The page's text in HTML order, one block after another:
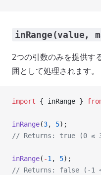
inRange(value,
2つの引数のみを提供す
囲として処理されます。
import { inRange }
inRange(3, 5);
// Returns: true (0 ≤
inRange( -1 , 5);
// Returns: false (-1